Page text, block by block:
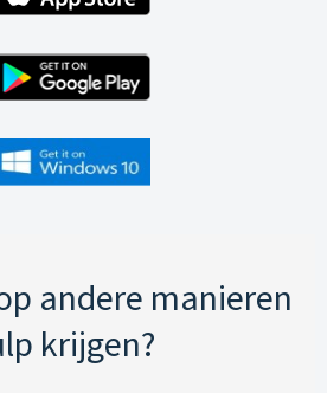
andere manieren
krijgen?